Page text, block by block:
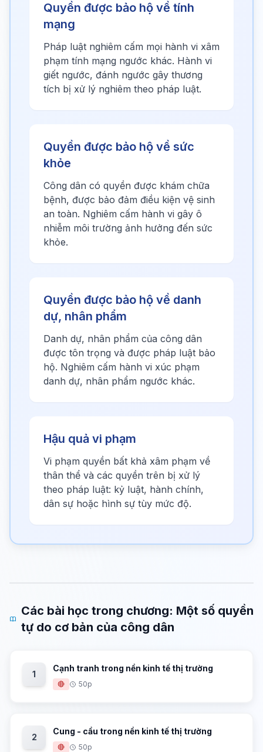
Quyền được bảo hộ về tính
mạng
Pháp luật nghiêm cấm mọi hành vi xâm
phạm tính mạng ngước khác. Hành vi
giết ngước, đánh ngước gây thương
tích bị xử lý nghiêm theo pháp luật.
Quyền được bảo hộ về sức
khỏe
Công dân có quyền được khám chữa
bệnh, được bảo đảm điều kiện vệ sinh
an toàn. Nghiêm cấm hành vi gây ô
nhiễm môi trường ảnh hưởng đến sức
khỏe.
Quyền được bảo hộ về danh
dự, nhân phẩm
Danh dự, nhân phẩm của công dân
được tôn trọng và được pháp luật bảo
hộ. Nghiêm cấm hành vi xúc phạm
danh dự, nhân phẩm ngước khác.
Hậu quả vi phạm
Vi phạm quyền bất khả xâm phạm về
thân thể và các quyền trên bị xử lý
theo pháp luật: kỷ luật, hành chính,
dân sự hoặc hình sự tùy mức độ.
Các bài học trong chương: Một số quyền
tự do cơ bản của công dân
1
Cạnh tranh trong nền kinh tế thị trường
🔴 50p
2
Cung - cầu trong nền kinh tế thị trường
🔴 50p